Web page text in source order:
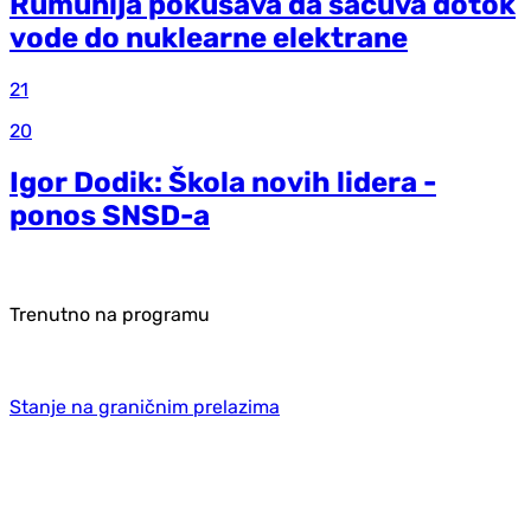
vode do nuklearne elektrane
21
20
Igor Dodik: Škola novih lidera -
ponos SNSD-a
Trenutno na programu
Stanje na graničnim prelazima